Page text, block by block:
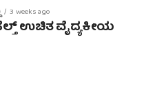
3 weeks ago
ಉಚಿತ ವೈದ್ಯಕೀಯ